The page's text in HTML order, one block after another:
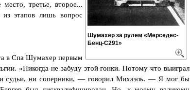
Шумахер за рулем «Мерседес-
Бенц-С291»
место, третье, второе...
этапов лишь вопрос
в Спа Шумахер первым
«Никогда не забуду этой гонки. Потому что выиграл
судьи, ни соперники, — говорил Михаэль. — Я мог бы